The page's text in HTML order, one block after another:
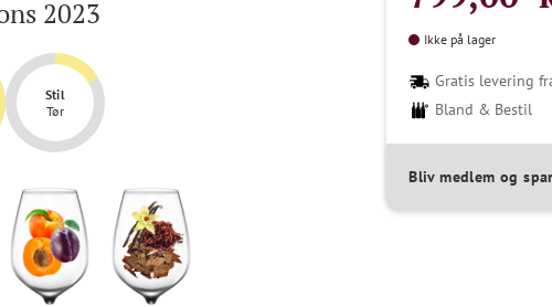
2023
Stil
Tør
Gratis levering
Bland & Bestil
Ikke på lager
Bliv medlem og